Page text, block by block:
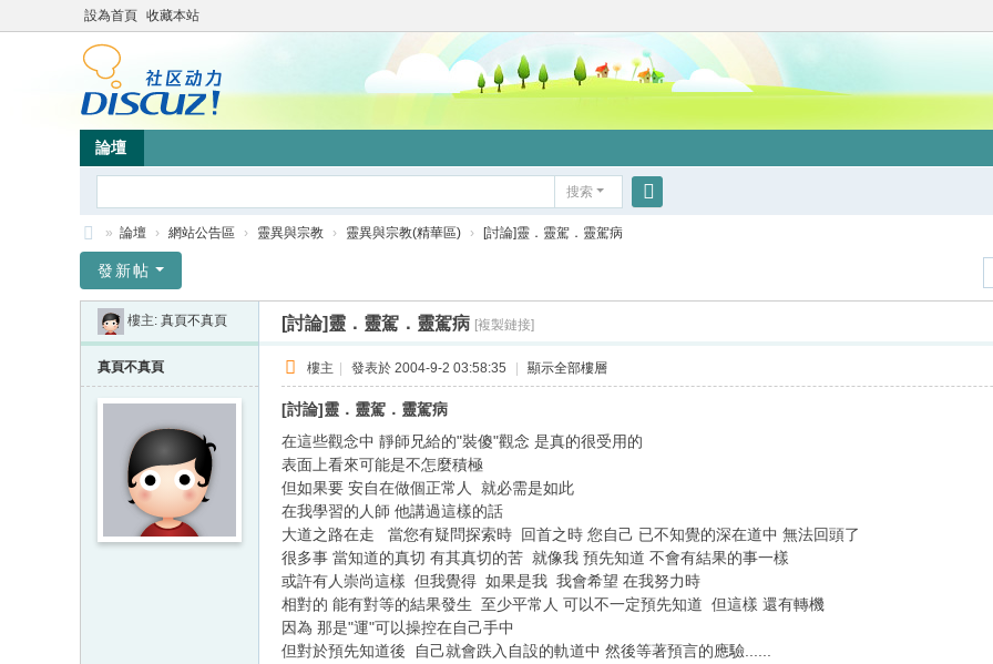
設為首頁 收藏本站
論壇
搜索
竹
» 論壇 › 網站公告區 › 靈異與宗教 › 靈異與宗教(精華區) › [討論]靈．靈駕．靈駕病
發新帖
樓主: 真頁不真頁 [討論]靈．靈駕．靈駕病 [複製鏈接]
真頁不真頁 樓主 | 發表於 2004-9-2 03:58:35 | 顯示全部樓層
[討論]靈．靈駕．靈駕病
在這些觀念中 靜師兄給的"裝傻"觀念 是真的很受用的
表面上看來可能是不怎麼積極
但如果要 安自在做個正常人 就必需是如此
在我學習的人師 他講過這樣的話
大道之路在走 當您有疑問探索時 回首之時 您自己 已不知覺的深在道中 無法回頭了
很多事 當知道的真切 有其真切的苦 就像我 預先知道 不會有結果的事一樣
或許有人崇尚這樣 但我覺得 如果是我 我會希望 在我努力時
相對的 能有對等的結果發生 至少平常人 可以不一定預先知道 但這樣 還有轉機
因為 那是"運"可以操控在自己手中
但對於預先知道後 自己就會跌入自設的軌道中 然後等著預言的應驗......